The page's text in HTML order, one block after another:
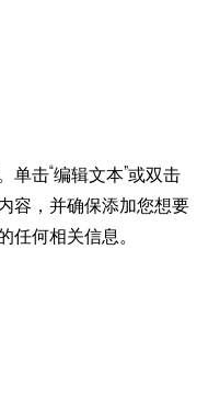
单击“编辑文本”或双击
容，并确保添加您想要
任何相关信息。